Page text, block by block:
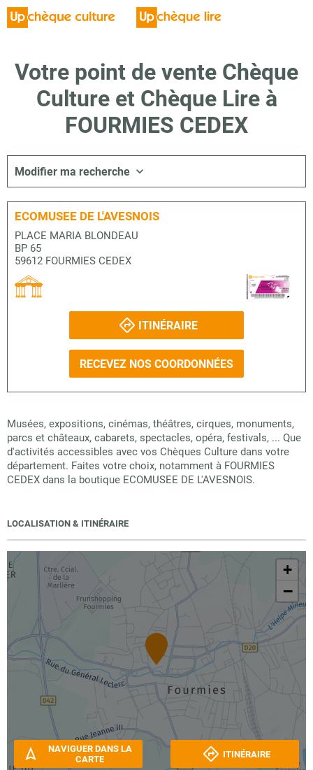
Votre point de vente Chèque
Culture et Chèque Lire à
FOURMIES CEDEX
Modifier ma recherche
ECOMUSEE DE L'AVESNOIS
PLACE MARIA BLONDEAU
BP 65
59612 FOURMIES CEDEX
ITINÉRAIRE
RECEVEZ NOS COORDONNÉES
Musées, expositions, cinémas, théâtres, cirques, monuments,
parcs et châteaux, cabarets, spectacles, opéra, festivals, ... Que
d'activités accessibles avec vos Chèques Culture dans votre
département. Faites votre choix, notamment à FOURMIES
CEDEX dans la boutique ECOMUSEE DE L'AVESNOIS.
LOCALISATION & ITINÉRAIRE
+
−
NAVIGUER DANS LA
CARTE
ITINÉRAIRE